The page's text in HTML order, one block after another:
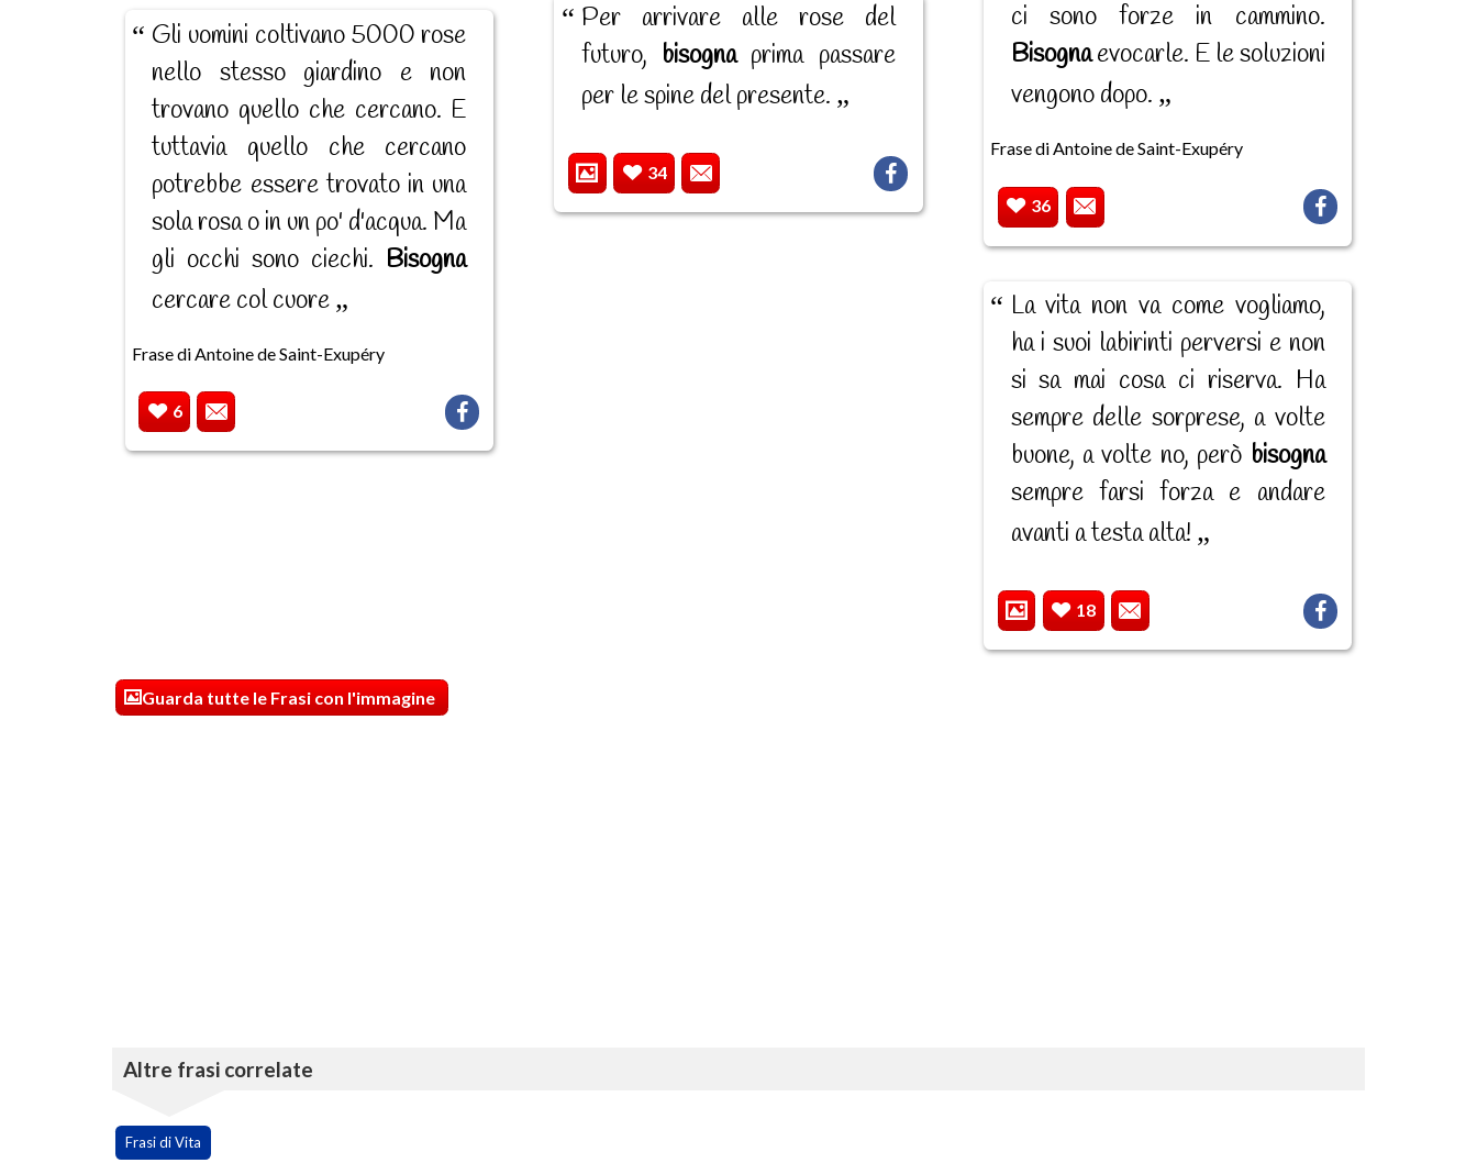
Gli uomini coltivano 5000 rose
nello stesso giardino e non
trovano quello che cercano. E
tuttavia quello che cercano
potrebbe essere trovato in una
sola rosa o in un po' d'acqua. Ma
gli occhi sono ciechi. Bisogna
cercare col cuore
Frase di Antoine de Saint-Exupéry
6
Per arrivare alle rose del
futuro, bisognaprima passare
per le spine del presente.
34
ci sono forze in cammino.
Bisognaevocarle. E le soluzioni
vengono dopo.
Frase di Antoine de Saint-Exupéry
36
La vita non va come vogliamo,
ha i suoi labirinti perversi e non
si sa mai cosa ci riserva. Ha
sempre delle sorprese, a volte
buone, a volte no, però bisogna
sempre farsi forza e andare
avanti a testa alta!
18
Guarda tutte le Frasi con l'immagine
Altre frasi correlate
Frasi di Vita